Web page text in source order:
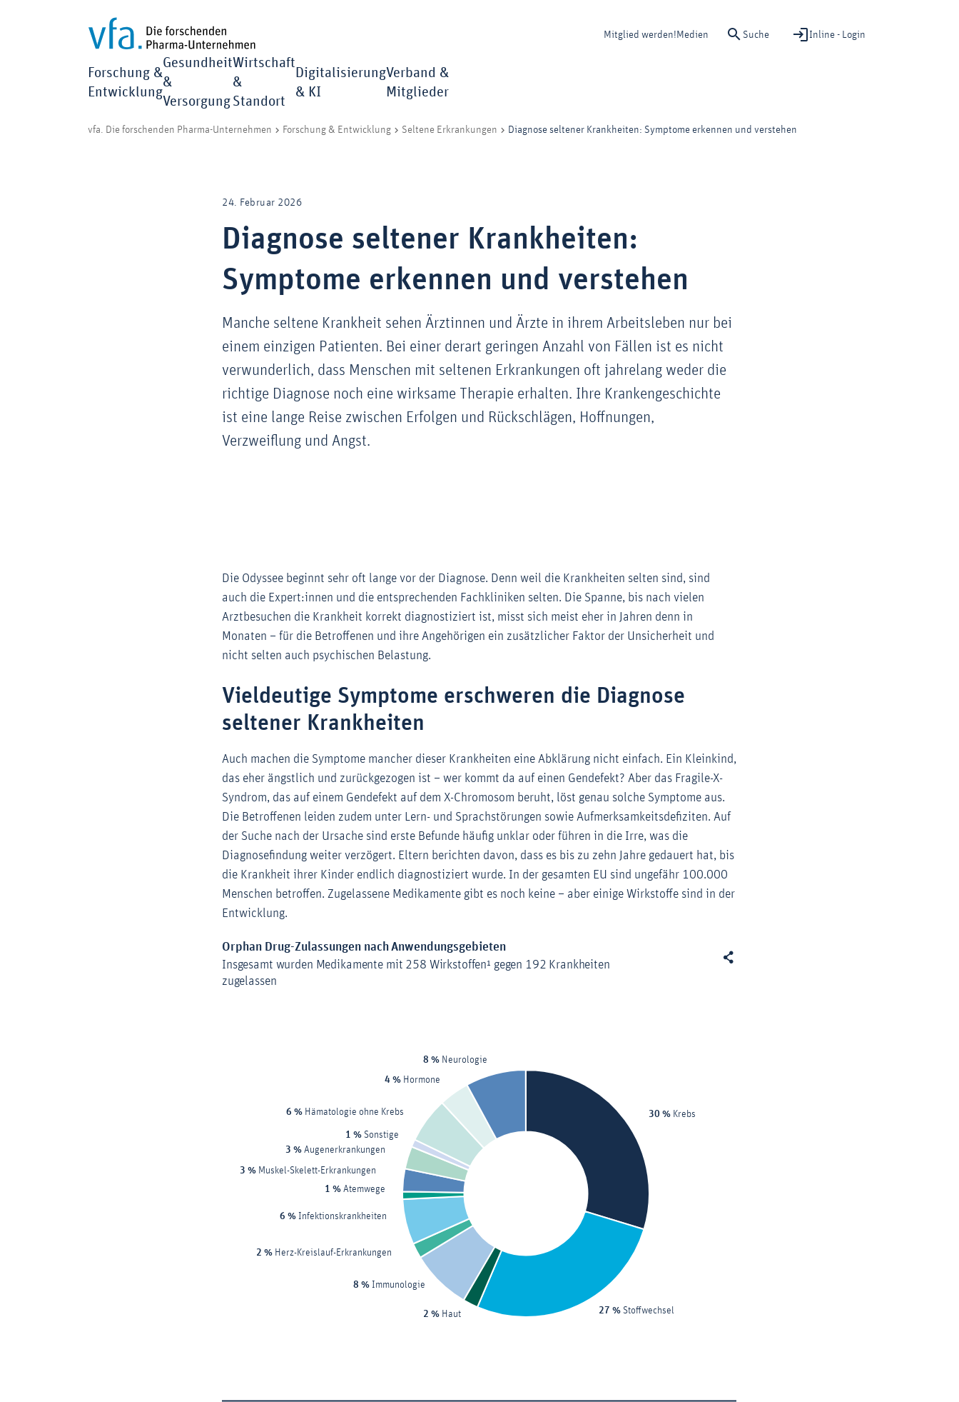
Mitglied werden! Medien Suche Inline - Login
Forschung &
Entwicklung
Gesundheit
&
Versorgung
Wirtschaft
&
Standort
Digitalisierung
& KI
Verband &
Mitglieder
vfa. Die forschenden Pharma-Unternehmen Forschung & Entwicklung Seltene Erkrankungen Diagnose seltener Krankheiten: Symptome erkennen und verstehen
24. Februar 2026
Diagnose seltener Krankheiten:
Symptome erkennen und verstehen
Manche seltene Krankheit sehen Ärztinnen und Ärzte in ihrem Arbeitsleben nur bei
einem einzigen Patienten. Bei einer derart geringen Anzahl von Fällen ist es nicht
verwunderlich, dass Menschen mit seltenen Erkrankungen oft jahrelang weder die
richtige Diagnose noch eine wirksame Therapie erhalten. Ihre Krankengeschichte
ist eine lange Reise zwischen Erfolgen und Rückschlägen, Hoffnungen,
Verzweiflung und Angst.
Die Odyssee beginnt sehr oft lange vor der Diagnose. Denn weil die Krankheiten selten sind, sind
auch die Expert:innen und die entsprechenden Fachkliniken selten. Die Spanne, bis nach vielen
Arztbesuchen die Krankheit korrekt diagnostiziert ist, misst sich meist eher in Jahren denn in
Monaten – für die Betroffenen und ihre Angehörigen ein zusätzlicher Faktor der Unsicherheit und
nicht selten auch psychischen Belastung.
Vieldeutige Symptome erschweren die Diagnose
seltener Krankheiten
Auch machen die Symptome mancher dieser Krankheiten eine Abklärung nicht einfach. Ein Kleinkind,
das eher ängstlich und zurückgezogen ist – wer kommt da auf einen Gendefekt? Aber das Fragile-X-
Syndrom, das auf einem Gendefekt auf dem X-Chromosom beruht, löst genau solche Symptome aus.
Die Betroffenen leiden zudem unter Lern- und Sprachstörungen sowie Aufmerksamkeitsdefiziten. Auf
der Suche nach der Ursache sind erste Befunde häufig unklar oder führen in die Irre, was die
Diagnosefindung weiter verzögert. Eltern berichten davon, dass es bis zu zehn Jahre gedauert hat, bis
die Krankheit ihrer Kinder endlich diagnostiziert wurde. In der gesamten EU sind ungefähr 100.000
Menschen betroffen. Zugelassene Medikamente gibt es noch keine – aber einige Wirkstoffe sind in der
Entwicklung.